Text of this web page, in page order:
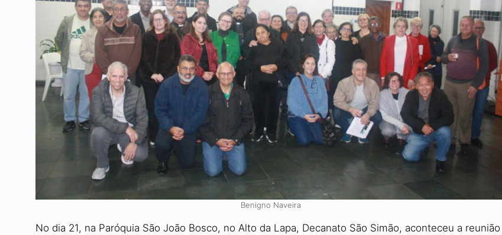
Benigno Naveira
No dia 21, na Paróquia São João Bosco, no Alto da Lapa, Decanato São Simão, aconteceu a reunião